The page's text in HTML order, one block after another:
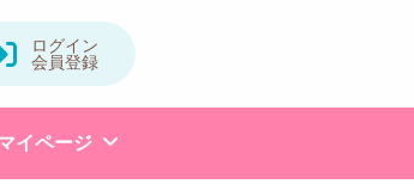
イページ